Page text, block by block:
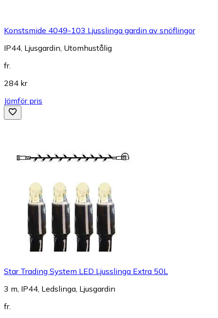
Konstsmide 4049-103 Ljusslinga gardin av snöflingor
IP44, Ljusgardin, Utomhustålig
fr.
284 kr
Jämför pris
Star Trading System LED Ljusslinga Extra 50L
3 m, IP44, Ledslinga, Ljusgardin
fr.